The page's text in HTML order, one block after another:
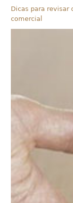
Dicas para revisar
comercial